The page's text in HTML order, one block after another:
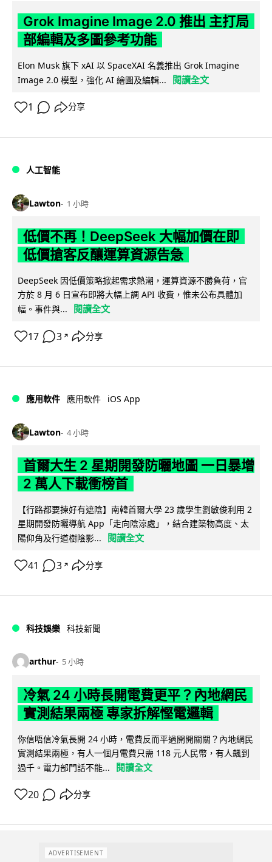
Grok Imagine Image 2.0 推出 主打局
部編輯及多圖參考功能
Elon Musk 旗下 xAI 以 SpaceXAI 名義推出 Grok Imagine
Image 2.0 模型，強化 AI 繪圖及編輯...
閱讀全文
1 分享
人工智能
Lawton 1 小時
低價不再！DeepSeek 大幅加價在即
低價搶客反釀運算資源告急
DeepSeek 因低價策略掀起需求熱潮，運算資源不勝負荷，官
方於 8 月 6 日宣布即將大幅上調 API 收費，惟未公布具體加
幅。事件與...
閱讀全文
17 3 ↗ 分享
應用軟件 應用軟件 iOS App
Lawton 4 小時
首爾大生 2 星期開發防曬地圖 一日暴增
2 萬人下載衝榜首
【行路都要揀好有遮陰】南韓首爾大學 23 歲學生劉敏俊利用 2
星期開發防曬導航 App「走向陰涼處」，結合建築物高度、太
陽仰角及行道樹陰影...
閱讀全文
41 3 ↗ 分享
科技娛樂 科技新聞
arthur 5 小時
冷氣 24 小時長開電費更平？內地網民
實測結果兩極 專家拆解慳電邏輯
你信唔信冷氣長開 24 小時，電費反而平過開開關關？內地網民
實測結果兩極，有人一個月電費只需 118 元人民幣，有人飆到
過千。電力部門話不能...
閱讀全文
20 分享
ADVERTISEMENT